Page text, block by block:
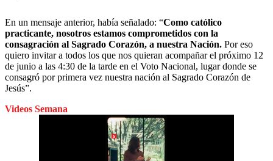
En un mensaje anterior, había señalado: “Como católico
practicante, nosotros estamos comprometidos con la
consagración al Sagrado Corazón, a nuestra Nación. Por eso
quiero invitar a todos los que nos quieran acompañar el próximo 12
de junio a las 4:30 de la tarde en el Voto Nacional, lugar donde se
consagró por primera vez nuestra nación al Sagrado Corazón de
Jesús”.
Videos Semana